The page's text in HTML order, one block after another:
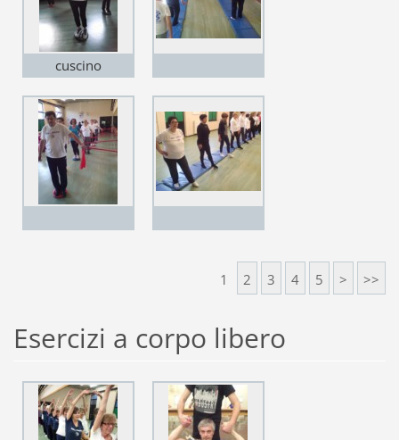
cuscino
marisa
mastromatteo
1 2 3 4 5 > >>
Esercizi a corpo libero